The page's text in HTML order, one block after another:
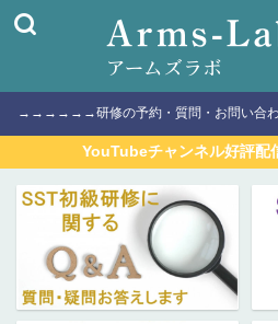
→→→→→→研修の予約・質問・お問い
YouTubeチャンネル好評配